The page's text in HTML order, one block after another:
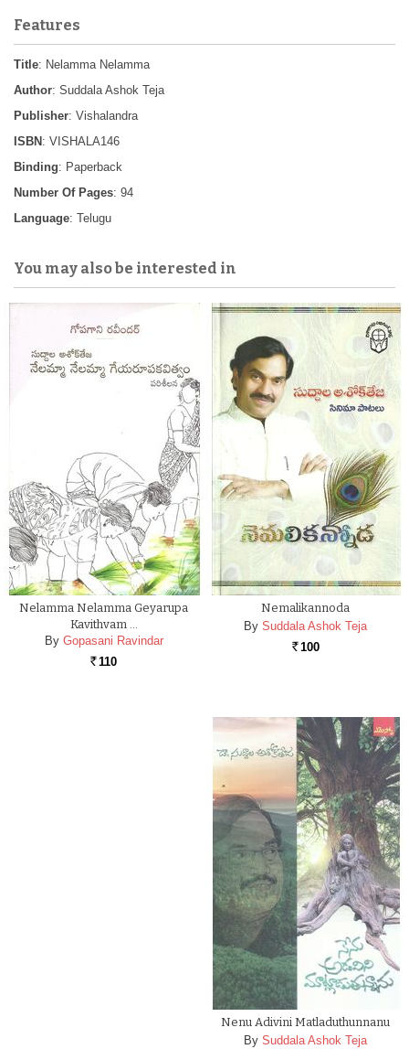
Features
Title: Nelamma Nelamma
Author: Suddala Ashok Teja
Publisher: Vishalandra
ISBN : VISHALA146
Binding: Paperback
Number Of Pages: 94
Language: Telugu
You may also be interested in
Nelamma Nelamma Geyarupa
Kavithvam …
By Gopasani Ravindar
Rs. 110
Nemalikannoda
By Suddala Ashok Teja
Rs. 100
Nenu Adivini Matladuthunnanu
By Suddala Ashok Teja